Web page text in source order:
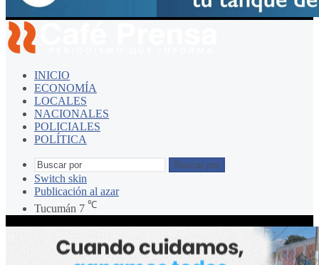
INICIO
ECONOMÍA
LOCALES
NACIONALES
POLICIALES
POLÍTICA
Buscar por
Switch skin
Publicación al azar
Tucumán 7 ℃